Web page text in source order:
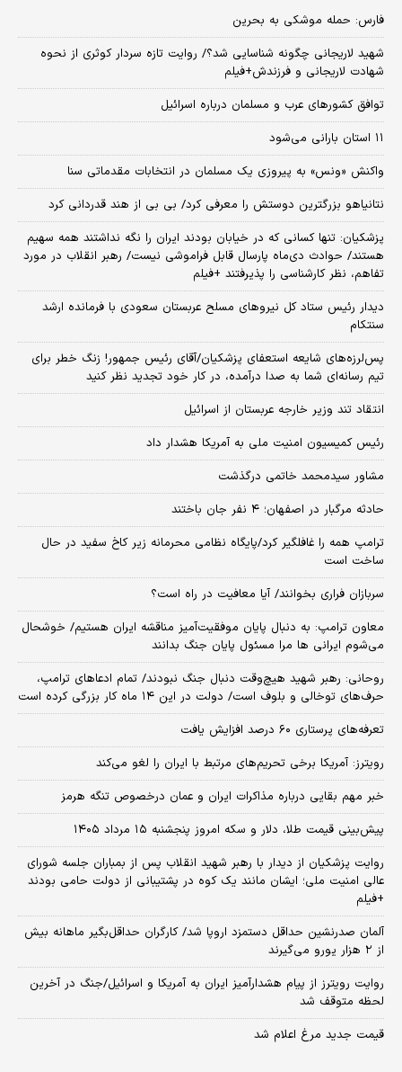
فارس: حمله موشکی به بحرین
شهید لاریجانی چگونه شناسایی شد؟/ روایت تازه سردار کوثری از نحوه
شهادت لاریجانی و فرزندش+فیلم
توافق کشورهای عرب و مسلمان درباره اسرائیل
۱۱ استان بارانی می‌شود
واکنش «ونس» به پیروزی یک مسلمان در انتخابات مقدماتی سنا
نتانیاهو بزرگترین دوستش را معرفی کرد/ بی بی از هند قدردانی کرد
پزشکیان: تنها کسانی که در خیابان بودند ایران را نگه نداشتند همه سهیم
هستند/ حوادث دی‌ماه پارسال قابل فراموشی نیست/ رهبر انقلاب در مورد
تفاهم، نظر کارشناسی را پذیرفتند +فیلم
دیدار رئیس ستاد کل نیروهای مسلح عربستان سعودی با فرمانده ارشد
سنتکام
پس‌لرزه‌های شایعه استعفای پزشکیان/آقای رئیس جمهور! زنگ خطر برای
تیم رسانه‌ای شما به صدا درآمده، در کار خود تجدید نظر کنید
انتقاد تند وزیر خارجه عربستان از اسرائیل
رئیس کمیسیون امنیت ملی به آمریکا هشدار داد
مشاور سیدمحمد خاتمی درگذشت
حادثه مرگبار در اصفهان؛ ۴ نفر جان باختند
ترامپ همه را غافلگیر کرد/پایگاه نظامی محرمانه زیر کاخ سفید در حال
ساخت است
سربازان فراری بخوانند/ آیا معافیت در راه است؟
معاون ترامپ: به دنبال پایان موفقیت‌آمیز مناقشه ایران هستیم/ خوشحال
می‌شوم ایرانی ها مرا مسئول پایان جنگ بدانند
روحانی: رهبر شهید هیچ‌وقت دنبال جنگ نبودند/ تمام ادعاهای ترامپ،
حرف‌های توخالی و بلوف است/ دولت در این ۱۴ ماه کار بزرگی کرده است
تعرفه‌های پرستاری ۶۰ درصد افزایش یافت
رویترز: آمریکا برخی تحریم‌های مرتبط با ایران را لغو می‌کند
خبر مهم بقایی درباره مذاکرات ایران و عمان درخصوص تنگه هرمز
پیش‌بینی قیمت طلا، دلار و سکه امروز پنجشنبه ۱۵ مرداد ۱۴۰۵
روایت پزشکیان از دیدار با رهبر شهید انقلاب پس از بمباران جلسه شورای
عالی امنیت ملی؛ ایشان مانند یک کوه در پشتیبانی از دولت حامی بودند
+فیلم
آلمان صدرنشین حداقل دستمزد اروپا شد/ کارگران حداقل‌بگیر ماهانه بیش
از ۲ هزار یورو می‌گیرند
روایت رویترز از پیام هشدارآمیز ایران به آمریکا و اسرائیل/جنگ در آخرین
لحظه متوقف شد
قیمت جدید مرغ اعلام شد